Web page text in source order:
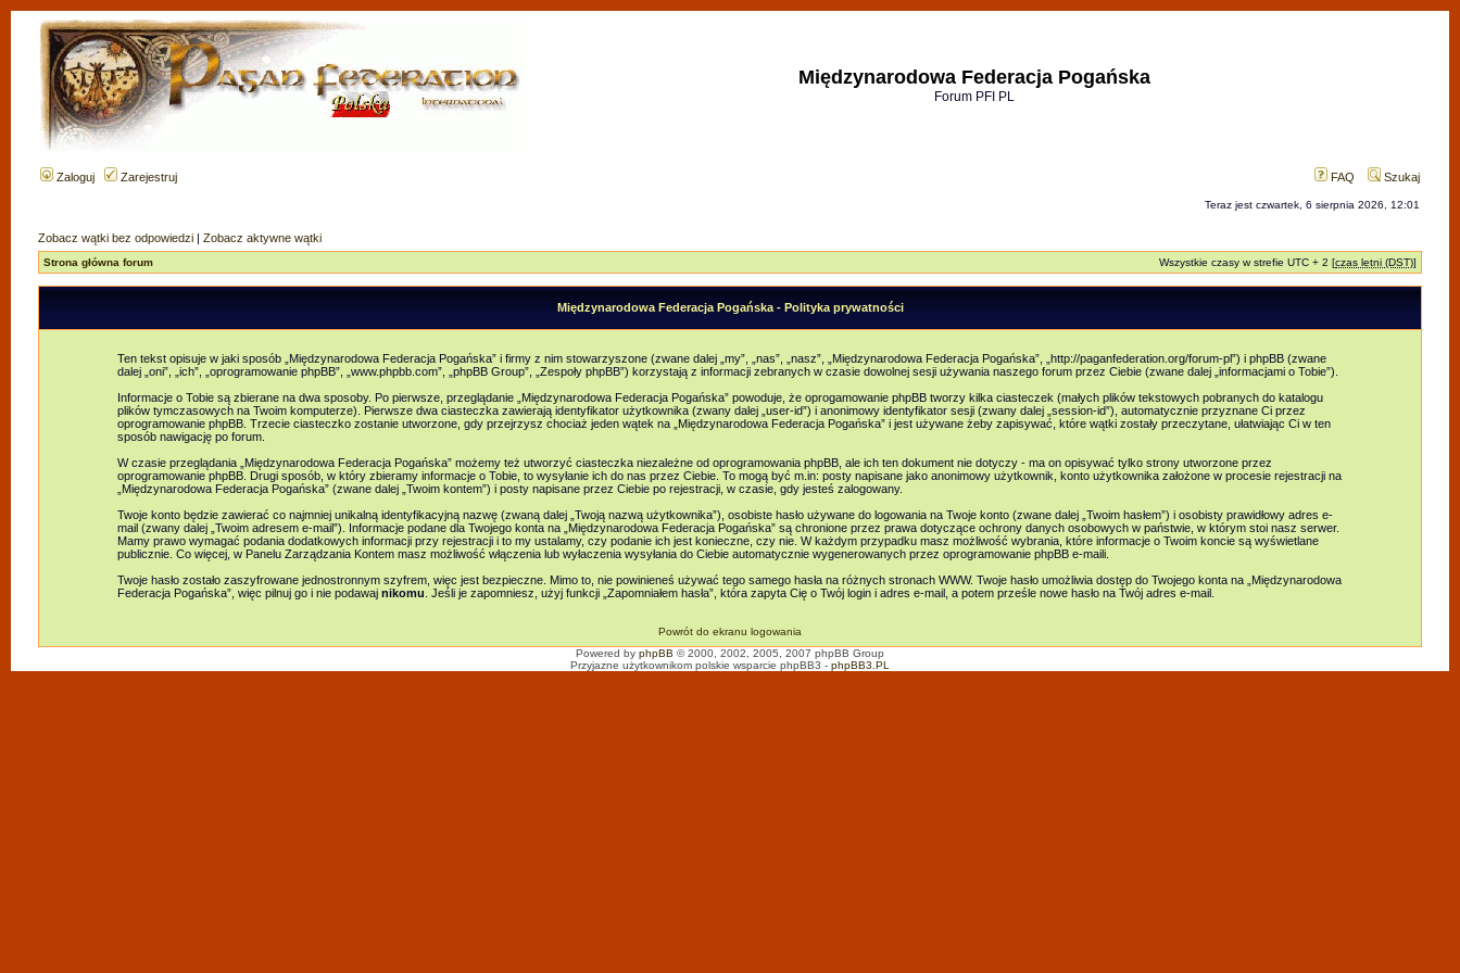
Międzynarodowa Federacja Pogańska
Forum PFI PL
Zaloguj Zarejestruj FAQ Szukaj
Teraz jest czwartek, 6 sierpnia 2026, 12:01
Zobacz wątki bez odpowiedzi | Zobacz aktywne wątki
Strona główna forum Wszystkie czasy w strefie UTC + 2 [czas letni (DST)]
Międzynarodowa Federacja Pogańska - Polityka prywatności
Ten tekst opisuje w jaki sposób „Międzynarodowa Federacja Pogańska” i firmy z nim stowarzyszone (zwane dalej „my”, „nas”, „nasz”, „Międzynarodowa Federacja Pogańska”, „http://paganfederation.org/forum-pl”) i phpBB (zwane
dalej „oni”, „ich”, „oprogramowanie phpBB”, „www.phpbb.com”, „phpBB Group”, „Zespoły phpBB”) korzystają z informacji zebranych w czasie dowolnej sesji używania naszego forum przez Ciebie (zwane dalej „informacjami o Tobie”).
Informacje o Tobie są zbierane na dwa sposoby. Po pierwsze, przeglądanie „Międzynarodowa Federacja Pogańska” powoduje, że oprogamowanie phpBB tworzy kilka ciasteczek (małych plików tekstowych pobranych do katalogu
plików tymczasowych na Twoim komputerze). Pierwsze dwa ciasteczka zawierają identyfikator użytkownika (zwany dalej „user-id”) i anonimowy identyfikator sesji (zwany dalej „session-id”), automatycznie przyznane Ci przez
oprogramowanie phpBB. Trzecie ciasteczko zostanie utworzone, gdy przejrzysz chociaż jeden wątek na „Międzynarodowa Federacja Pogańska” i jest używane żeby zapisywać, które wątki zostały przeczytane, ułatwiając Ci w ten
sposób nawigację po forum.
W czasie przeglądania „Międzynarodowa Federacja Pogańska” możemy też utworzyć ciasteczka niezależne od oprogramowania phpBB, ale ich ten dokument nie dotyczy - ma on opisywać tylko strony utworzone przez
oprogramowanie phpBB. Drugi sposób, w który zbieramy informacje o Tobie, to wysyłanie ich do nas przez Ciebie. To mogą być m.in: posty napisane jako anonimowy użytkownik, konto użytkownika założone w procesie rejestracji na
„Międzynarodowa Federacja Pogańska” (zwane dalej „Twoim kontem”) i posty napisane przez Ciebie po rejestracji, w czasie, gdy jesteś zalogowany.
Twoje konto będzie zawierać co najmniej unikalną identyfikacyjną nazwę (zwaną dalej „Twoją nazwą użytkownika”), osobiste hasło używane do logowania na Twoje konto (zwane dalej „Twoim hasłem”) i osobisty prawidłowy adres e-
mail (zwany dalej „Twoim adresem e-mail”). Informacje podane dla Twojego konta na „Międzynarodowa Federacja Pogańska” są chronione przez prawa dotyczące ochrony danych osobowych w państwie, w którym stoi nasz serwer.
Mamy prawo wymagać podania dodatkowych informacji przy rejestracji i to my ustalamy, czy podanie ich jest konieczne, czy nie. W każdym przypadku masz możliwość wybrania, które informacje o Twoim koncie są wyświetlane
publicznie. Co więcej, w Panelu Zarządzania Kontem masz możliwość włączenia lub wyłaczenia wysyłania do Ciebie automatycznie wygenerowanych przez oprogramowanie phpBB e-maili.
Twoje hasło zostało zaszyfrowane jednostronnym szyfrem, więc jest bezpieczne. Mimo to, nie powinieneś używać tego samego hasła na różnych stronach WWW. Twoje hasło umożliwia dostęp do Twojego konta na „Międzynarodowa
Federacja Pogańska”, więc pilnuj go i nie podawaj nikomu . Jeśli je zapomniesz, użyj funkcji „Zapomniałem hasła”, która zapyta Cię o Twój login i adres e-mail, a potem prześle nowe hasło na Twój adres e-mail.
Powrót do ekranu logowania
Powered by phpBB © 2000, 2002, 2005, 2007 phpBB Group
Przyjazne użytkownikom polskie wsparcie phpBB3 - phpBB3.PL